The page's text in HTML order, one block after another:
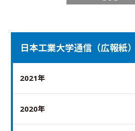
日本工業大学通信（広報紙）
2021年
2020年